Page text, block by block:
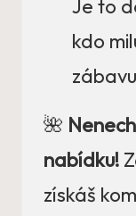
Je to
kdo
🌺
nabídku!
získáš